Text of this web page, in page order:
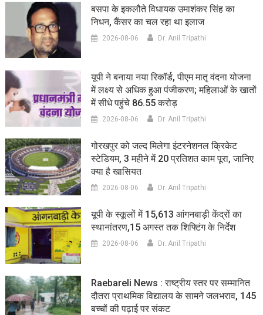
बसपा के इकलौते विधायक उमाशंकर सिंह का
निधन, कैंसर का चल रहा था इलाज
2026-08-06 Dr. Anil Tripathi
यूपी ने बनाया नया रिकॉर्ड, पीएम मातृ वंदना योजना
में लक्ष्य से अधिक हुआ पंजीकरण; महिलाओं के खातों
में सीधे पहुंचे 86.55 करोड़
2026-08-06 Dr. Anil Tripathi
गोरखपुर को जल्द मिलेगा इंटरनेशनल क्रिकेट
स्टेडियम, 3 महीने में 20 प्रतिशत काम पूरा, जानिए
क्या है खासियत
2026-08-06 Dr. Anil Tripathi
यूपी के स्कूलों में 15,613 आंगनबाड़ी केंद्रों का
स्थानांतरण,15 अगस्त तक शिफ्टिंग के निर्देश
2026-08-06 Dr. Anil Tripathi
Raebareli News : राष्ट्रीय स्तर पर सम्मानित
दौतरा प्राथमिक विद्यालय के सामने जलभराव, 145
बच्चों की पढ़ाई पर संकट